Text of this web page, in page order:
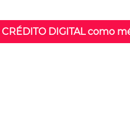
DIGITAL como